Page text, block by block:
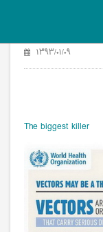
۱۳۹۳/۰۱/۰۹
The biggest killer